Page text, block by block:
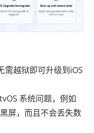
需越狱即可升级到iOS
系统问题，例如
屏，而且不会丢失数